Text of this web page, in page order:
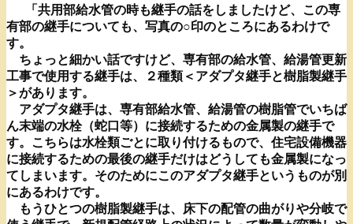
「共用部給水管の時も継手の話をしましたけど、この専
有部の継手についても、写真の○印のところにあるわけで
す。
ちょっと細かい話ですけど、専有部の給水管、給湯管更新
⼯事で使用する継手は、２種類＜アダプタ継手と樹脂製継手
＞があります。
アダプタ継手は、専有部給水管、給湯管の樹脂管でいちば
ん末端の水栓（蛇口等）に接続するための金属製の継手で
す。こちらは水栓類ごとに取り付けるもので、住宅設備機器
に接続するための最後の継手だけはどうしても金属製になっ
てしまいます。そのためにこのアダプタ継手というものが別
にあるわけです。
もうひとつの樹脂製継手は、床下の配管の曲がりや分岐で